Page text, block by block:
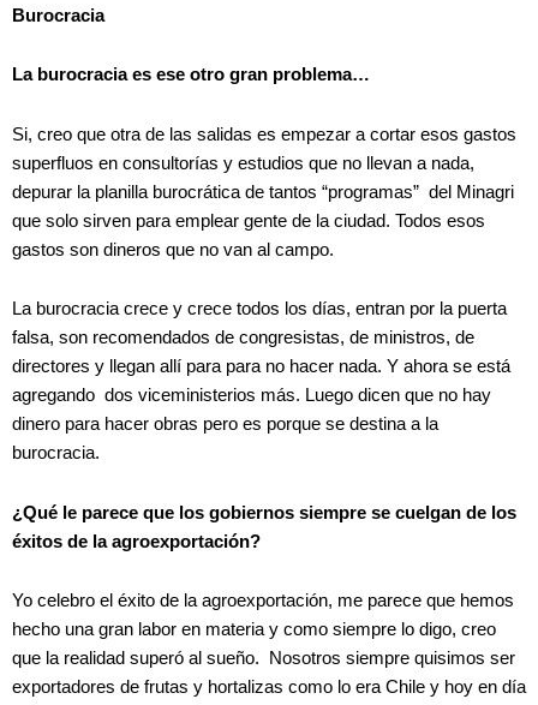
Burocracia
La burocracia es ese otro gran problema…
Si, creo que otra de las salidas es empezar a cortar esos gastos
superfluos en consultorías y estudios que no llevan a nada,
depurar la planilla burocrática de tantos “programas” del Minagri
que solo sirven para emplear gente de la ciudad. Todos esos
gastos son dineros que no van al campo.
La burocracia crece y crece todos los días, entran por la puerta
falsa, son recomendados de congresistas, de ministros, de
directores y llegan allí para para no hacer nada. Y ahora se está
agregando dos viceministerios más. Luego dicen que no hay
dinero para hacer obras pero es porque se destina a la
burocracia.
¿Qué le parece que los gobiernos siempre se cuelgan de los
éxitos de la agroexportación?
Yo celebro el éxito de la agroexportación, me parece que hemos
hecho una gran labor en materia y como siempre lo digo, creo
que la realidad superó al sueño. Nosotros siempre quisimos ser
exportadores de frutas y hortalizas como lo era Chile y hoy en día